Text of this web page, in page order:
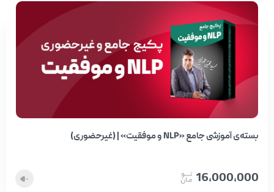
بسته‌ی آموزشی جامع «NLP و موفقیت» | (غیرحضوری)
16,000,000